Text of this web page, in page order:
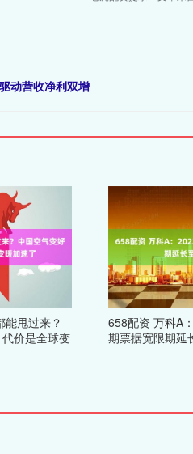
动营收净利双增
能甩过来？
价是全球变
658配资 万科A
期票据宽限期延